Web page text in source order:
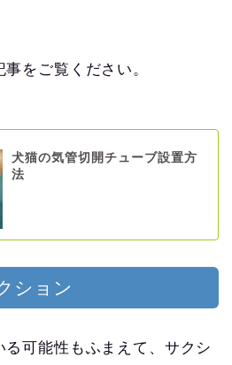
をご覧ください。
犬猫の気管切開チューブ設置方
法
ション
可能性もふまえて、サクシ